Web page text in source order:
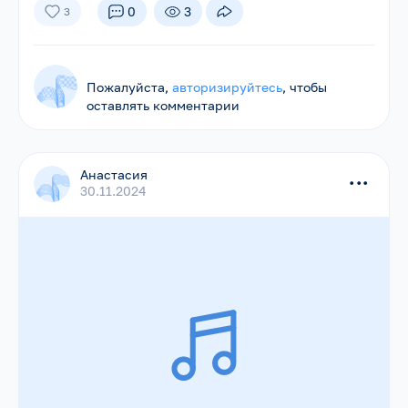
3 0 3
Пожалуйста,авторизируйтесь, чтобы
оставлять комментарии
Анастасия
30.11.2024
...